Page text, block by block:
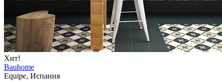
Хит!
Bauhome
Equipe, Испания